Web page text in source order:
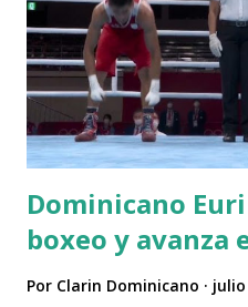
Dominicano
boxeo y avanza
Por Clarin Dominicano julio